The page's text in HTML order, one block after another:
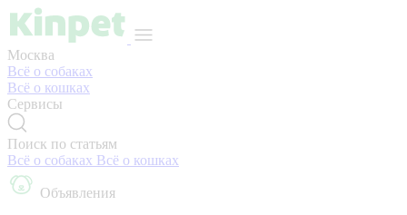
Москва
Всё о собаках
Всё о кошках
Сервисы
Поиск по статьям
Всё о собаках Всё о кошках
Объявления